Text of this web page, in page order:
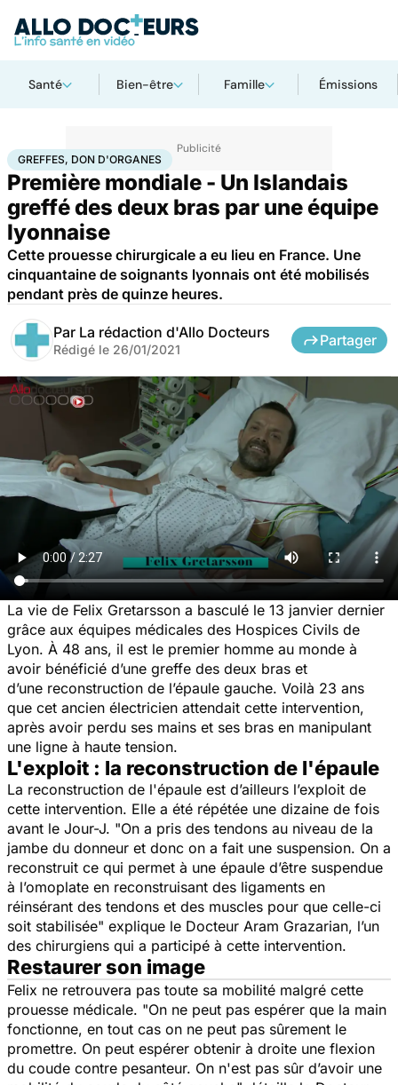
Santé Bien-être Famille Émissions
AccueilSantéMaladiesGreffes, don d'organes
GREFFES, DON D'ORGANES
Première mondiale - Un Islandais
greffé des deux bras par une équipe
lyonnaise
Cette prouesse chirurgicale a eu lieu en France. Une
cinquantaine de soignants lyonnais ont été mobilisés
pendant près de quinze heures.
Par La rédaction d'Allo Docteurs
Rédigé le 26/01/2021
Partager
La vie de Felix Gretarsson a basculé le 13 janvier dernier
grâce aux équipes médicales des Hospices Civils de
Lyon. À 48 ans, il est le premier homme au monde à
avoir bénéficié d’une greffe des deux bras et
d’une reconstruction de l’épaule gauche. Voilà 23 ans
que cet ancien électricien attendait cette intervention,
après avoir perdu ses mains et ses bras en manipulant
une ligne à haute tension.
L'exploit : la reconstruction de l'épaule
La reconstruction de l'épaule est d’ailleurs l’exploit de
cette intervention. Elle a été répétée une dizaine de fois
avant le Jour-J. "On a pris des tendons au niveau de la
jambe du donneur et donc on a fait une suspension. On a
reconstruit ce qui permet à une épaule d’être suspendue
à l’omoplate en reconstruisant des ligaments en
réinsérant des tendons et des muscles pour que celle-ci
soit stabilisée" explique le Docteur Aram Grazarian, l’un
des chirurgiens qui a participé à cette intervention.
Restaurer son image
Felix ne retrouvera pas toute sa mobilité malgré cette
prouesse médicale. "On ne peut pas espérer que la main
fonctionne, en tout cas on ne peut pas sûrement le
promettre. On peut espérer obtenir à droite une flexion
du coude contre pesanteur. On n'est pas sûr d’avoir une